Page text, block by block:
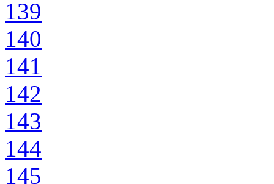
139
140
141
142
143
144
145